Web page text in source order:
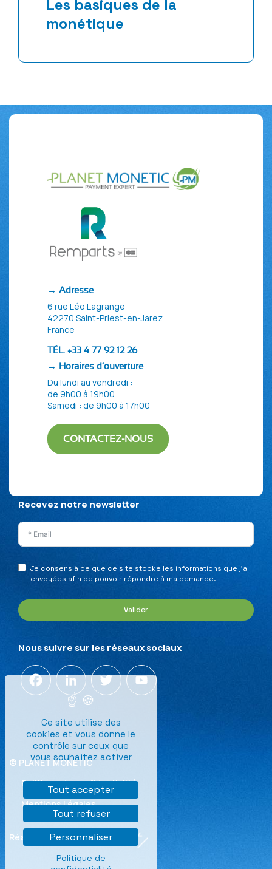
Les basiques de la
monétique
→ Adresse
6 rue Léo Lagrange
42270 Saint-Priest-en-Jarez
France
TÉL. +33 4 77 92 12 26
→ Horaires d’ouverture
Du lundi au vendredi :
de 9h00 à 19h00
Samedi : de 9h00 à 17h00
CONTACTEZ-NOUS
Politique de confidentialité
Recevez notre newsletter
Je consens à ce que ce site stocke les informations que j’ai
envoyées afin de pouvoir répondre à ma demande.
Valider
Nous suivre sur les réseaux sociaux
Facebook LinkedIn Twitter
© PLANET MONETIC
Politique de confidentialité
Mentions Légales
Réalisation
Ce site utilise des
cookies et vous donne le
contrôle sur ceux que
vous souhaitez activer
Tout accepter
Tout refuser
Personnaliser
Politique de